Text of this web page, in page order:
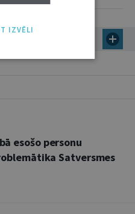
esošo personu
Satversmes
IZVĒLI